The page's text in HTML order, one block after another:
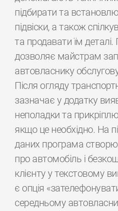
підбирати та
підвіски, а також
та продавати їм
дозволяє майстрам
автовласнику
Після огляду
зазначає у додатку
неполадки та
якщо це необхідно. На
даних програма
про автомобіль і
клієнту у текстовому
є опція
середньому